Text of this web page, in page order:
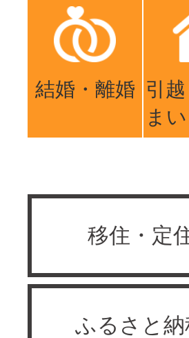
結婚・離婚 引
まい
移住・定
ふるさと